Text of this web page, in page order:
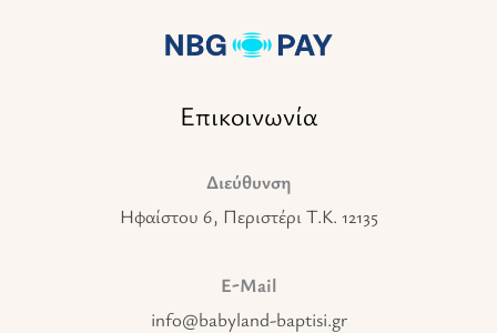
Επικοινωνία
Διεύθυνση
Ηφαίστου 6, Περιστέρι T.K. 12135
E-Mail
info@babyland-baptisi.gr